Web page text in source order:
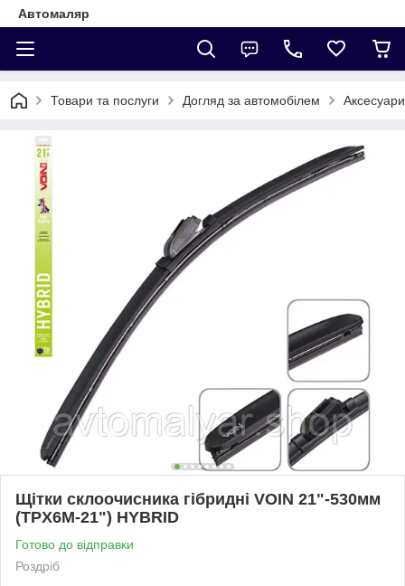
Автомаляр
Товари та послуги Догляд за автомобілем Аксесуари
Щітки склоочисника гібридні VOIN 21"-530мм
(TPX6M-21") HYBRID
Готово до відправки
Роздріб